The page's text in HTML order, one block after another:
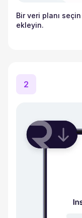
Bir veri planı
ekleyin.
2